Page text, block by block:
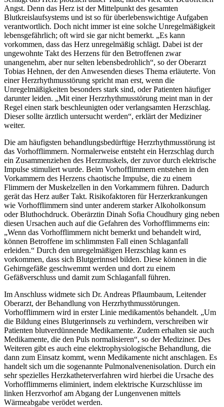
Angst. Denn das Herz ist der Mittelpunkt des gesamten
Blutkreislaufsystems und ist so für überlebenswichtige Aufgaben
verantwortlich. Doch nicht immer ist eine solche Unregelmäßigkeit
lebensgefährlich; oft wird sie gar nicht bemerkt. „Es kann
vorkommen, dass das Herz unregelmäßig schlägt. Dabei ist der
ungewohnte Takt des Herzens für den Betroffenen zwar
unangenehm, aber nur selten lebensbedrohlich“, so der Oberarzt
Tobias Hehnen, der den Anwesenden dieses Thema erläuterte. Von
einer Herzrhythmusstörung spricht man erst, wenn die
Unregelmäßigkeiten besonders stark sind, oder Patienten häufiger
darunter leiden. „Mit einer Herzrhythmusstörung meint man in der
Regel einen stark beschleunigten oder verlangsamten Herzschlag.
Dieser sollte ärztlich untersucht werden“, erklärt der Mediziner
weiter.
Die am häufigsten behandlungsbedürftige Herzrhythmusstörung ist
das Vorhofflimmern. Normalerweise entsteht ein Herzschlag durch
ein Zusammenziehen des Herzmuskels, der zuvor durch elektrische
Impulse stimuliert wurde. Beim Vorhofflimmern entstehen in den
Vorkammern des Herzens chaotische Impulse, die zu einem
Flimmern der Muskelzellen in den Vorkammern führen. Dadurch
gerät das Herz außer Takt. Risikofaktoren für Herzerkrankungen
wie Vorhofflimmern sind unter anderem starker Alkoholkonsum
oder Bluthochdruck. Oberärztin Dinah Sofia Choudhury ging neben
diesen Ursachen auch auf die Gefahren des Vorhofflimmerns ein:
„Wenn das Vorhofflimmern nicht bemerkt und behandelt wird,
können Betroffene im schlimmsten Fall einen Schlaganfall
erleiden.“ Durch den unregelmäßigen Herzschlag kann es
vorkommen, dass sich Blutgerinnsel bilden. Diese können in die
Gehirngefäße geschwemmt werden und dort zu einem
Gefäßverschluss und damit zum Schlaganfall führen.
Im Anschluss widmete sich Dr. Andreas Pflaumbaum, Leitender
Oberarzt, der Behandlung von Herzrhythmusstörungen.
Vorhofflimmern wird in erster Linie medikamentös behandelt. „Um
die Bildung eines Blutgerinnsels zu verhindern, verschreiben wir
Patienten blutverdünnende Medikamente. Zudem erhalten sie auch
Medikamente, die den Puls normalisieren“, so der Mediziner. Des
Weiteren gibt es auch eine elektrophysiologische Behandlung, die
dann zum Einsatz kommt, wenn Medikamente nicht anschlagen. Es
handelt sich um die sogenannte Pulmonalvenenisolation. Durch ein
sehr spezielles Herzkatheterverfahren wird hierbei die Ursache des
Vorhofflimmerns eliminiert, indem elektrische Kurzschlüsse im
linken Herzvorhof am Abgang der Lungenvenen mittels
Wärmeabgabe verödet werden.